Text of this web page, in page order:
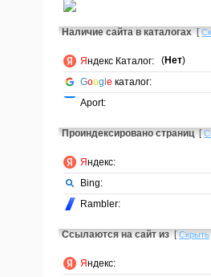
Наличие сайта в каталогах [
Яндекс Каталог: (Нет)
Google каталог:
Aport:
Проиндексировано страниц [
Яндекс:
Bing:
Rambler:
Ссылаются на сайт из [Скрыть
Яндекс: